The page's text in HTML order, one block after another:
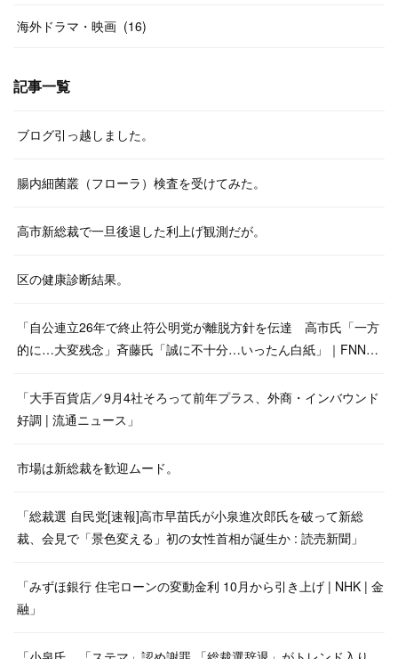
海外ドラマ・映画 (16)
記事一覧
ブログ引っ越しました。
腸内細菌叢（フローラ）検査を受けてみた。
高市新総裁で一旦後退した利上げ観測だが。
区の健康診断結果。
「自公連立26年で終止符公明党が離脱方針を伝達 高市氏「一方
的に…大変残念」斉藤氏「誠に不十分…いったん白紙」｜FNN…
「大手百貨店／9月4社そろって前年プラス、外商・インバウンド
好調 | 流通ニュース」
市場は新総裁を歓迎ムード。
「総裁選 自民党[速報]高市早苗氏が小泉進次郎氏を破って新総
裁、会見で「景色変える」初の女性首相が誕生か : 読売新聞」
「みずほ銀行 住宅ローンの変動金利 10月から引き上げ | NHK | 金
融」